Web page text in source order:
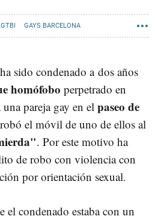
GAYS BARCELONA
sido condenado a dos años
homófobo perpetrado en
pareja gay en el paseo de
el móvil de uno de ellos al
. Por este motivo ha
de robo con violencia con
por orientación sexual.
el condenado estaba con un